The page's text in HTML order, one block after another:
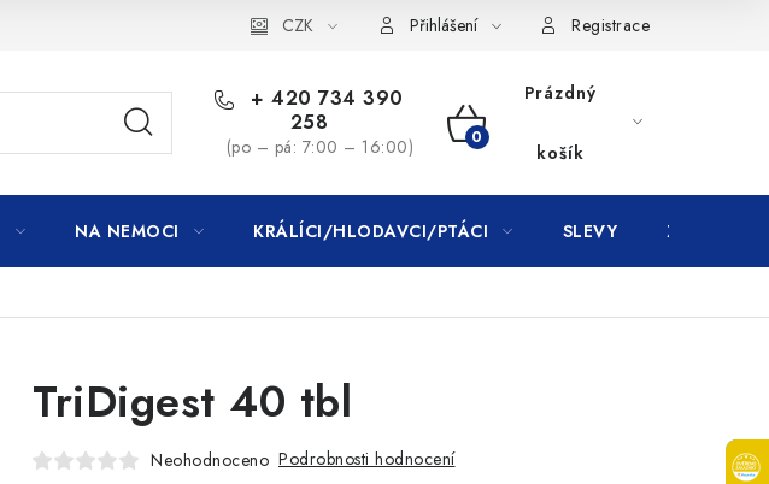
CZK Přihlášení Registrace
+ 420 734 390
258
(po – pá: 7:00 – 16:00)
NÁKUPNÍ
KOŠÍK
Prázdný
košík
NA NEMOCI KRÁLÍCI/HLODAVCI/PTÁCI SLEVY ZNAČKY
TriDigest 40 tbl
Neohodnoceno Podrobnosti hodnocení